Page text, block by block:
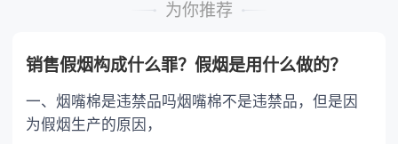
为你推荐
销售假烟构成什么罪？假烟是用什么做的？
一、烟嘴棉是违禁品吗烟嘴棉不是违禁品，但是因
为假烟生产的原因，